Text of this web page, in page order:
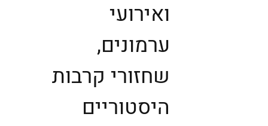
ואירועי
ערמונים,
שחזורי קרבות
היסטוריים